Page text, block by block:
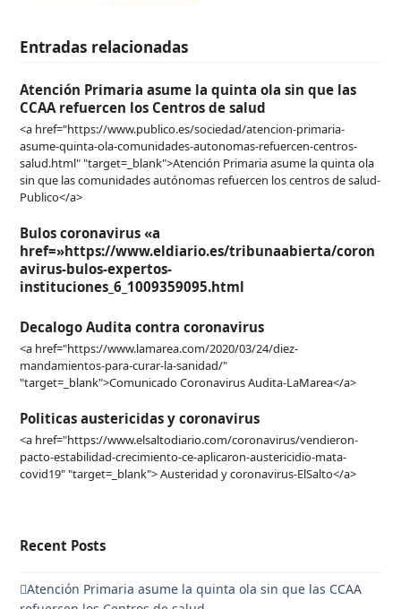
Entradas relacionadas
Atención Primaria asume la quinta ola sin que las
CCAA refuercen los Centros de salud
<a href="https://www.publico.es/sociedad/atencion-primaria-
asume-quinta-ola-comunidades-autonomas-refuercen-centros-
salud.html" "target=_blank">Atención Primaria asume la quinta ola
sin que las comunidades autónomas refuercen los centros de salud-
Publico</a>
Bulos coronavirus «a
href=»https://www.eldiario.es/tribunaabierta/coron
avirus-bulos-expertos-
instituciones_6_1009359095.html
Decalogo Audita contra coronavirus
<a href="https://www.lamarea.com/2020/03/24/diez-
mandamientos-para-curar-la-sanidad/"
"target=_blank">Comunicado Coronavirus Audita-LaMarea</a>
Politicas austericidas y coronavirus
<a href="https://www.elsaltodiario.com/coronavirus/vendieron-
pacto-estabilidad-crecimiento-ce-aplicaron-austericidio-mata-
covid19" "target=_blank"> Austeridad y coronavirus-ElSalto</a>
Recent Posts
Atención Primaria asume la quinta ola sin que las CCAA